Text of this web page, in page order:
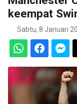
keempat
Sabtu, 8 Januari